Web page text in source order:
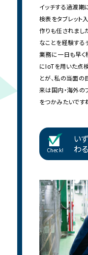
イッチする過渡期
検表をタブレット
作りも任されまし
なことを経験する
業務に一日も早く
にIoTを用いた点
とが、私の当面の
来は国内・海外の
をつかみたいです
Check!
い
わ